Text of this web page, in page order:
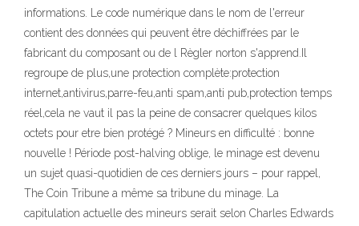
informations. Le code numérique dans le nom de l'erreur
contient des données qui peuvent être déchiffrées par le
fabricant du composant ou de l Règler norton s'apprend.Il
regroupe de plus,une protection complète:protection
internet,antivirus,parre-feu,anti spam,anti pub,protection temps
réel,cela ne vaut il pas la peine de consacrer quelques kilos
octets pour etre bien protégé ? Mineurs en difficulté : bonne
nouvelle ! Période post-halving oblige, le minage est devenu
un sujet quasi-quotidien de ces derniers jours – pour rappel,
The Coin Tribune a même sa tribune du minage. La
capitulation actuelle des mineurs serait selon Charles Edwards